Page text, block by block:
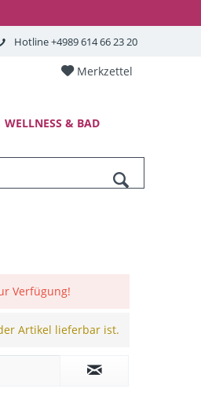
Hotline +4989 614 66 23 20
Merkzettel
WELLNESS & BAD
Verfügung!
Artikel lieferbar ist.